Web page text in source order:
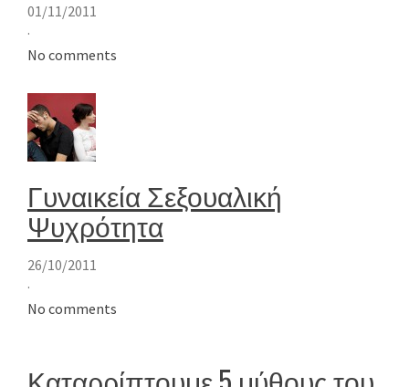
01/11/2011
·
No comments
Γυναικεία Σεξουαλική
Ψυχρότητα
26/10/2011
·
No comments